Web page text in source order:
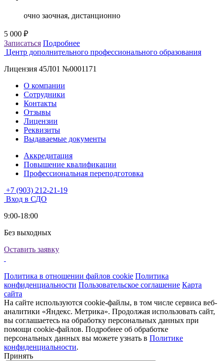
очно заочная, дистанционно
5 000 ₽
Записаться Подробнее
Центр дополнительного профессионального образования
Лицензия 45Л01 №0001171
О компании
Сотрудники
Контакты
Отзывы
Лицензии
Реквизиты
Выдаваемые документы
Аккредитация
Повышение квалификации
Профессиональная переподготовка
+7 (903) 212-21-19
Вход в СДО
9:00-18:00
Без выходных
Оставить заявку
Политика в отношении файлов cookie Политика
конфиденциальности Пользовательское соглашение Карта
сайта
На сайте используются cookie-файлы, в том числе сервиса веб-
аналитики «Яндекс. Метрика». Продолжая использовать сайт,
вы соглашаетесь на обработку персональных данных при
помощи cookie-файлов. Подробнее об обработке
персональных данных вы можете узнать в Политике
конфиденциальности.
Принять